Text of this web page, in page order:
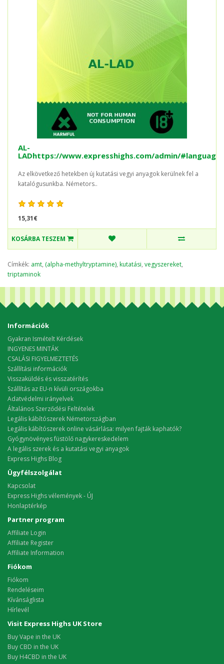
AL-
LADhttps://www.expresshighs.com/admin/
Az elkövetkező hetekben új kutatási vegyi anyagok kerülnek fel a
katalógusunkba. Németors..
15,31€
KOSÁRBA TESZEM
Címkék: amt, (alpha-methyltryptamine), kutatási, vegyszereket,
triptaminok
Információk
Gyakran Ismételt Kérdések
INGYENES MINTÁK
CSALÁSI FIGYELMEZTETÉS
Szállítási információk
Visszaküldés és visszatérítés
Szállítás az EU-n kívüli országokba
Adatvédelmi irányelvek
Általános Szerződési Feltételek
Legális kábítószerek Németországban
Legális kábítószerek online vásárlása: milyen fajták kaphatók?
Gyógynövényes füstölő nagykereskedelem
A legális szerek és a kutatási vegyi anyagok
Express Highs Blog
Ügyfélszolgálat
Kapcsolat
Express Highs vélemények - ÚJ
Honlaptérkép
Partner program
Affiliate Login
Affiliate Register
Affiliate Information
Fiókom
Fiókom
Rendeléseim
Kívánságlista
Hírlevél
Visit Express Highs UK Store
Buy Vape in the UK
Buy CBD in the UK
Buy H4CBD in the UK